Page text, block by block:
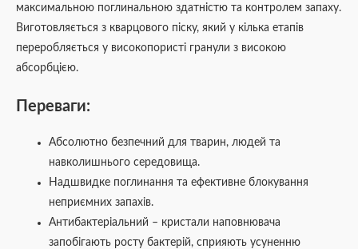
максимальною поглинальною здатністю та контролем запаху.
Виготовляється з кварцового піску, який у кілька етапів
переробляється у високопористі гранули з високою
абсорбцією.
Переваги:
Абсолютно безпечний для тварин, людей та
навколишнього середовища.
Надшвидке поглинання та ефективне блокування
неприємних запахів.
Антибактеріальний – кристали наповнювача
запобігають росту бактерій, сприяють усуненню